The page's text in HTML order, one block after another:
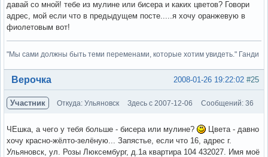
давай со мной! тебе из мулине или бисера и каких цветов? Говори
адрес, мой если что в предыдущем посте.....я хочу оранжевую в
фиолетовым вот!
"Мы сами должны быть теми переменами, которые хотим увидеть." Ганди
Вне форума #25
2008-01-26 19:22:02
Верочка
Участник Откуда: Ульяновск Здесь с 2007-12-06 Сообщений: 36
ЧЕшка, а чего у тебя больше - бисера или мулине?
Цвета - давно
хочу красно-жёлто-зелёную... Запястье, если что 16, адрес г.
Ульяновск, ул. Розы Люксембург, д.1а квартира 104 432027. Имя моё